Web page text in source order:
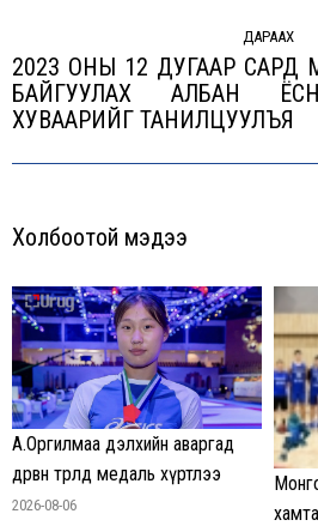
ДАРААХ
Next
post:
2023 ОНЫ 12 ДУГААР САРД
БАЙГУУЛАХ АЛБАН
ХУВААРИЙГ ТАНИЛЦУУЛЪЯ
Холбоотой мэдээ
А.Оргилмаа дэлхийн аваргад
дөрвөн төрөлд медаль хүртлээ
2026-08-06